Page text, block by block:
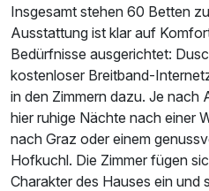
Insgesamt stehen 60 Betten
Ausstattung ist klar auf
Bedürfnisse ausgerichtet:
kostenloser Breitband-
in den Zimmern dazu. Je nach
hier ruhige Nächte nach einer
nach Graz oder einem
Hofkuchl. Die Zimmer fügen
Charakter des Hauses ein und